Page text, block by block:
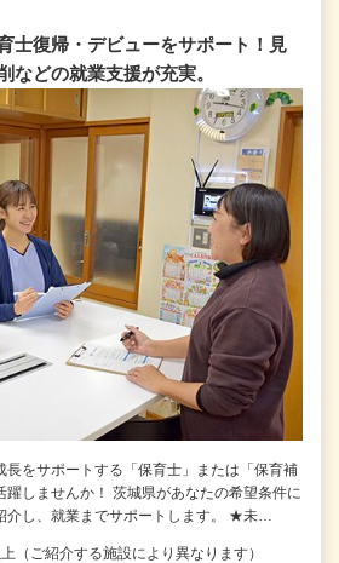
士復帰・デビューをサポート！見
などの就業支援が充実。
長をサポートする「保育士」または「保育補
躍しませんか！ 茨城県があなたの希望条件に
介し、就業までサポートします。 ★未…
（ご紹介する施設により異なります）